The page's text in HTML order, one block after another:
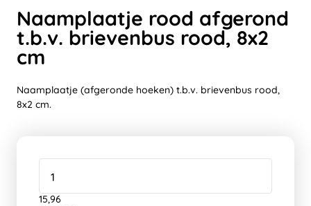
Naamplaatje rood afgerond
t.b.v. brievenbus rood, 8x2
cm
Naamplaatje (afgeronde hoeken) t.b.v. brievenbus rood,
8x2 cm.
15,96